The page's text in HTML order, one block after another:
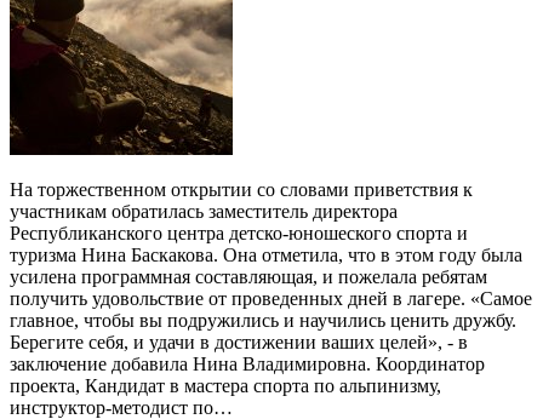
На торжественном открытии со словами приветствия к
участникам обратилась заместитель директора
Республиканского центра детско-юношеского спорта и
туризма Нина Баскакова. Она отметила, что в этом году была
усилена программная составляющая, и пожелала ребятам
получить удовольствие от проведенных дней в лагере. «Самое
главное, чтобы вы подружились и научились ценить дружбу.
Берегите себя, и удачи в достижении ваших целей», - в
заключение добавила Нина Владимировна. Координатор
проекта, Кандидат в мастера спорта по альпинизму,
инструктор-методист по…